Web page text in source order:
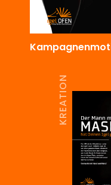
KREATION